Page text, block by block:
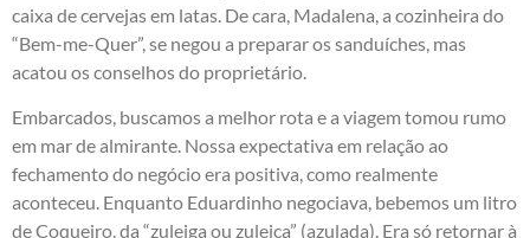
caixa de cervejas em latas. De cara, Madalena, a cozinheira do
“Bem-me-Quer”, se negou a preparar os sanduíches, mas
acatou os conselhos do proprietário.
Embarcados, buscamos a melhor rota e a viagem tomou rumo
em mar de almirante. Nossa expectativa em relação ao
fechamento do negócio era positiva, como realmente
aconteceu. Enquanto Eduardinho negociava, bebemos um litro
de Coqueiro, da “zuleiga ou zuleica” (azulada). Era só retornar à